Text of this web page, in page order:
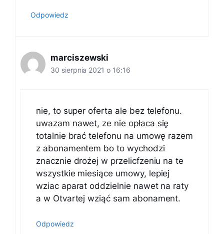
Odpowiedz
marciszewski
30 sierpnia 2021 o 16:16
nie, to super oferta ale bez telefonu.
uwazam nawet, ze nie opłaca się
totalnie brać telefonu na umowę razem
z abonamentem bo to wychodzi
znacznie drożej w przelicfzeniu na te
wszystkie miesiące umowy, lepiej
wziac aparat oddzielnie nawet na raty
a w Otvartej wziąć sam abonament.
Odpowiedz